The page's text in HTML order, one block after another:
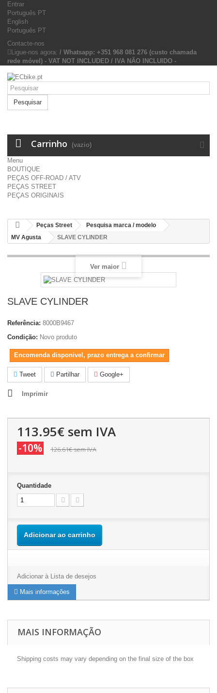
Entrar
Português PT
English
Português PT
Contacte-nos
Ligue-nos agora: / Whatsapp: +351 968 081 276 (custo chamada
rede móvel) - VAT NOT INCLUDED / IVA NÃO INCLUIDO -
Pesquisar
Carrinho (vazio)
Menu
BOUTIQUE
PEÇAS OFF-ROAD / ATV
PEÇAS STREET
PEÇAS ORIGINAIS
Peças Street
Pesquisa marca / modelo
MV Agusta
SLAVE CYLINDER
Ver maior
SLAVE CYLINDER
Referência: 8000B9467
Condição: Novo produto
Encomenda disponivel, prazo entrega a confirmar
Tweet Partilhar Google+
Imprimir
113.95€ sem IVA
-10% 126.61€sem IVA
Quantidade
Adicionar ao carrinho
Adicionar à Lista de desejos
Mais informações
MAIS INFORMAÇÃO
Shipping costs may vary depending on the final size of the box